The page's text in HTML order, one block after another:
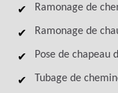
Ramonage de
Ramonage de
Pose de chapeau
Tubage de